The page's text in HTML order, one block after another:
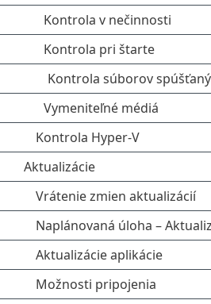
Kontrola v nečinnosti
Kontrola pri štarte
Kontrola súborov
Vymeniteľné médiá
Kontrola Hyper-V
Aktualizácie
Vrátenie zmien aktualizácií
Naplánovaná úloha –
Aktualizácie aplikácie
Možnosti pripojenia